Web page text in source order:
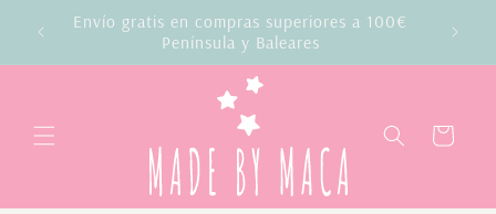
directamente
al contenido
Envío gratis en compras superiores a 100€
Península y Baleares
Carrito